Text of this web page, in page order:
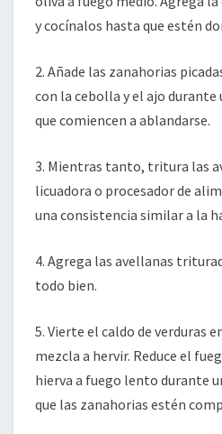
y cocínalos hasta que estén
2. Añade las zanahorias
con la cebolla y el ajo
que comiencen a ablandarse.
3. Mientras tanto, tritura las
licuadora o procesador de
una consistencia similar a la
4. Agrega las avellanas
todo bien.
5. Vierte el caldo de verduras
mezcla a hervir. Reduce el
hierva a fuego lento durante
que las zanahorias estén